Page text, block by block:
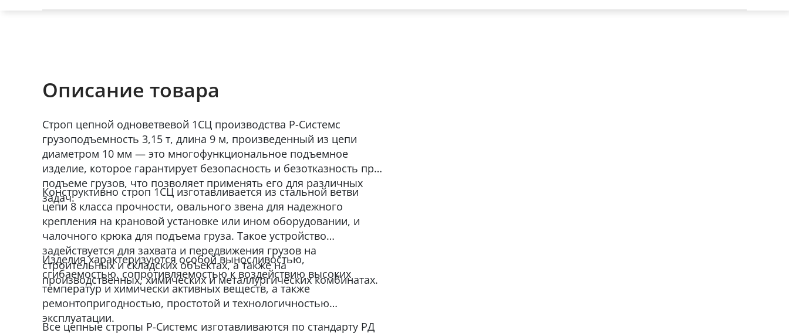
Описание товара
Строп цепной одноветвевой 1СЦ производства Р-Системс
грузоподъемность 3,15 т, длина 9 м, произведенный из цепи
диаметром 10 мм — это многофункциональное подъемное
изделие, которое гарантирует безопасность и безотказность при
подъеме грузов, что позволяет применять его для различных
задач.
Конструктивно строп 1СЦ изготавливается из стальной ветви
цепи 8 класса прочности, овального звена для надежного
крепления на крановой установке или ином оборудовании, и
чалочного крюка для подъема груза. Такое устройство
задействуется для захвата и передвижения грузов на
строительных и складских объектах, а также на
производственных, химических и металлургических комбинатах.
Изделия характеризуются особой выносливостью,
сгибаемостью, сопротивляемостью к воздействию высоких
температур и химически активных веществ, а также
ремонтопригодностью, простотой и технологичностью
эксплуатации.
Все цепные стропы Р-Системс изготавливаются по стандарту РД